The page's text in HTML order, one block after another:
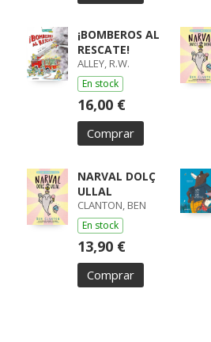
¡BOMBEROS AL
RESCATE!
ALLEY, R.W.
En stock
16,00 €
Comprar
NARVAL DOLÇ
ULLAL
CLANTON, BEN
En stock
13,90 €
Comprar